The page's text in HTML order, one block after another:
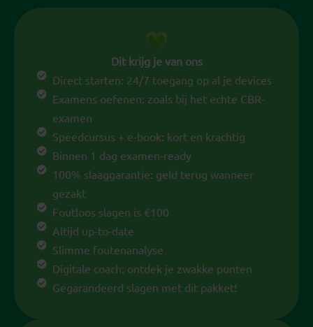
Dit krijg je van ons
Direct starten: 24/7 toegang op al je devices
Examens oefenen: zoals bij het echte CBR-
examen
Speedcursus + e-book: kort en krachtig
Binnen 1 dag examen-ready
100% slaaggarantie: geld terug wanneer
gezakt
Foutloos slagen is €100
Altijd up-to-date
Slimme foutenanalyse
Digitale coach: ontdek je zwakke punten
Gegarandeerd slagen met dit pakket!